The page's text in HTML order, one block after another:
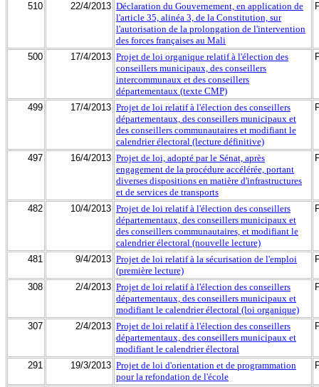
510 22/4/2013 Déclaration du Gouvernement, en application de
l'article 35, alinéa 3, de la Constitution, sur
l'autorisation de la prolongation de l'intervention
des forces françaises au Mali
500 17/4/2013 Projet de loi organique relatif à l'élection des
conseillers municipaux, des conseillers
intercommunaux et des conseillers
départementaux (texte CMP)
499 17/4/2013 Projet de loi relatif à l'élection des conseillers
départementaux, des conseillers municipaux et
des conseillers communautaires et modifiant le
calendrier électoral (lecture définitive)
497 16/4/2013 Projet de loi, adopté par le Sénat, après
engagement de la procédure accélérée, portant
diverses dispositions en matière d'infrastructures
et de services de transports
482 10/4/2013 Projet de loi relatif à l'élection des conseillers
départementaux, des conseillers municipaux et
des conseillers communautaires, et modifiant le
calendrier électoral (nouvelle lecture)
481 9/4/2013 Projet de loi relatif à la sécurisation de l'emploi
(première lecture)
308 2/4/2013 Projet de loi relatif à l'élection des conseillers
départementaux, des conseillers municipaux et
modifiant le calendrier électoral (loi organique)
307 2/4/2013 Projet de loi relatif à l'élection des conseillers
départementaux, des conseillers municipaux et
modifiant le calendrier électoral
291 19/3/2013 Projet de loi d'orientation et de programmation
pour la refondation de l'école